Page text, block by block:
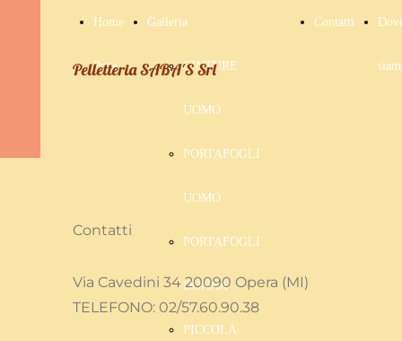
Pelletteria SABA'S Srl
Home
Page
Galleria
CINTURE
UOMO
PORTAFOGLI
UOMO
PORTAFOGLI
DONNA
PICCOLA
Contatti
Contatti
Via Cavedini 34 20090 Opera (MI)
TELEFONO: 02/57.60.90.38